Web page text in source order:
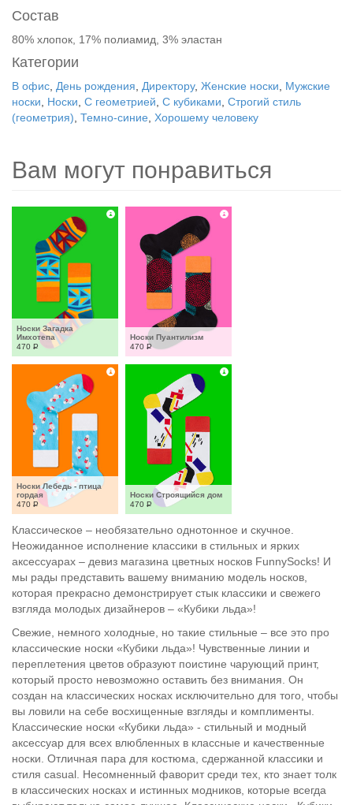
Состав
80% хлопок, 17% полиамид, 3% эластан
Категории
В офис День рождения Директору, Женские носки
Мужские
носки
Носки С геометрией С кубиками Строгий стиль
(геометрия) Темно-синие Хорошему человеку
Вам могут понравиться
Носки Загадка
Имхотепа
470 Р
Носки Пуантилизм
470 Р
Носки Лебедь - птица
гордая
470 Р
Носки Строящийся дом
470 Р
Классическое – необязательно однотонное и скучное.
Неожиданное исполнение классики в стильных и ярких
аксессуарах – девиз магазина цветных носков FunnySocks! И
мы рады представить вашему вниманию модель носков,
которая прекрасно демонстрирует стык классики и свежего
взгляда молодых дизайнеров – «Кубики льда»!
Свежие, немного холодные, но такие стильные – все это про
классические носки «Кубики льда»! Чувственные линии и
переплетения цветов образуют поистине чарующий принт,
который просто невозможно оставить без внимания. Он
создан на классических носках исключительно для того, чтобы
вы ловили на себе восхищенные взгляды и комплименты.
Классические носки «Кубики льда» - стильный и модный
аксессуар для всех влюбленных в классные и качественные
носки. Отличная пара для костюма, сдержанной классики и
стиля casual. Несомненный фаворит среди тех, кто знает толк
в классических носках и истинных модников, которые всегда